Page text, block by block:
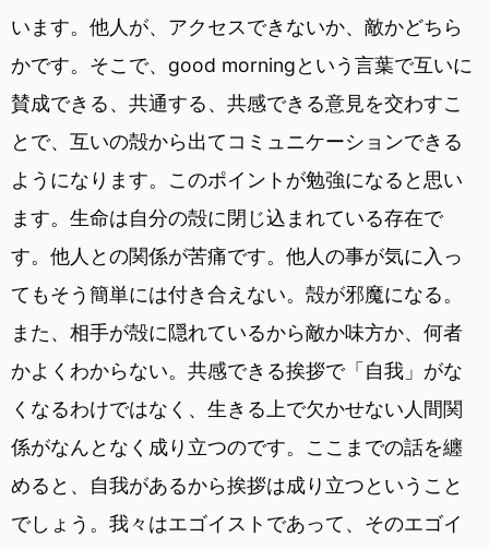
います。他人が、アクセスできないか、敵かどちら
かです。そこで、good morningという言葉で互いに
賛成できる、共通する、共感できる意見を交わすこ
とで、互いの殻から出てコミュニケーションできる
ようになります。このポイントが勉強になると思い
ます。生命は自分の殻に閉じ込まれている存在で
す。他人との関係が苦痛です。他人の事が気に入っ
てもそう簡単には付き合えない。殻が邪魔になる。
また、相手が殻に隠れているから敵か味方か、何者
かよくわからない。共感できる挨拶で「自我」がな
くなるわけではなく、生きる上で欠かせない人間関
係がなんとなく成り立つのです。ここまでの話を纏
めると、自我があるから挨拶は成り立つということ
でしょう。我々はエゴイストであって、そのエゴイ